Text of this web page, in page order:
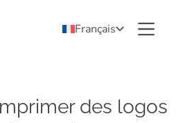
Français
des logos